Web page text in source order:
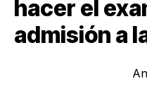
hacer el
admisión a